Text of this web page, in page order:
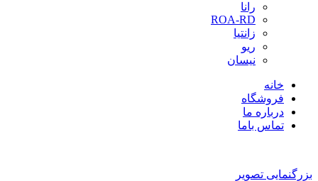
رانا
ROA-RD
زانتیا
ریو
نیسان
خانه
فروشگاه
درباره ما
تماس باما
بزرگنمایی تصویر